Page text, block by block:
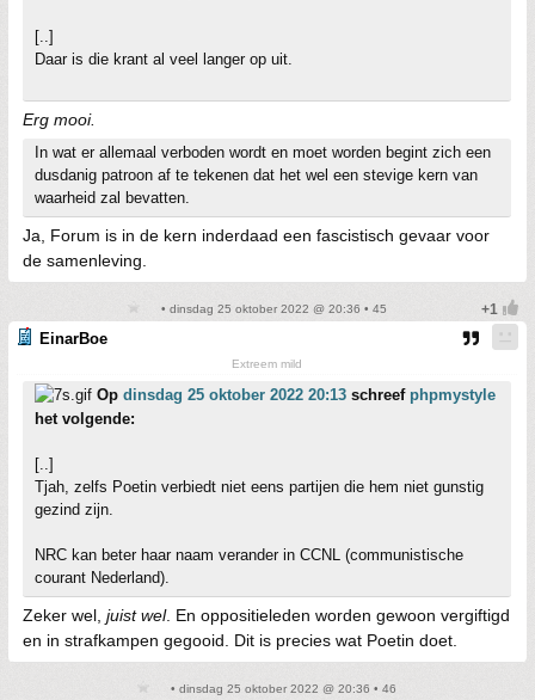
[..]
Daar is die krant al veel langer op uit.
Erg mooi.
In wat er allemaal verboden wordt en moet worden begint zich een
dusdanig patroon af te tekenen dat het wel een stevige kern van
waarheid zal bevatten.
Ja, Forum is in de kern inderdaad een fascistisch gevaar voor
de samenleving.
• dinsdag 25 oktober 2022 @ 20:36 • 45
EinarBoe
Extreem mild
Op dinsdag 25 oktober 2022 20:13 schreef phpmystyle
het volgende:
[..]
Tjah, zelfs Poetin verbiedt niet eens partijen die hem niet gunstig
gezind zijn.
NRC kan beter haar naam verander in CCNL (communistische
courant Nederland).
Zeker wel, juist wel. En oppositieleden worden gewoon vergiftigd
en in strafkampen gegooid. Dit is precies wat Poetin doet.
• dinsdag 25 oktober 2022 @ 20:36 • 46